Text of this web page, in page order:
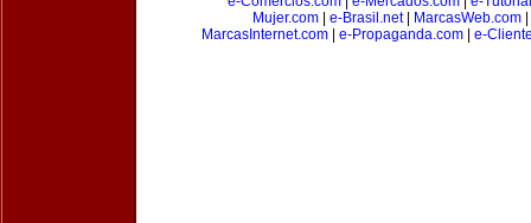
Mujer.com
e-Brasil.net| MarcasWeb.com
MarcasInternet.com| e-Propaganda.com| e-